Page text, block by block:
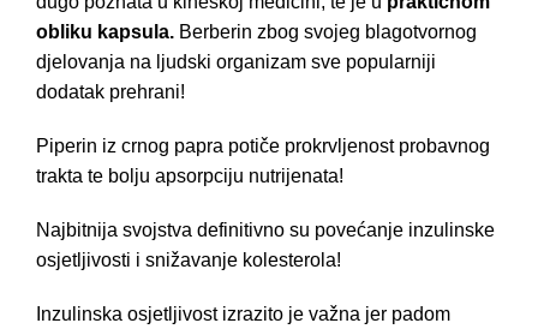
obliku kapsula. Berberin zbog svojeg blagotvornog
djelovanja na ljudski organizam sve popularniji
dodatak prehrani!
Piperin iz crnog papra potiče prokrvljenost probavnog
trakta te bolju apsorpciju nutrijenata!
Najbitnija svojstva definitivno su povećanje inzulinske
osjetljivosti i snižavanje kolesterola!
Inzulinska osjetljivost izrazito je važna jer padom